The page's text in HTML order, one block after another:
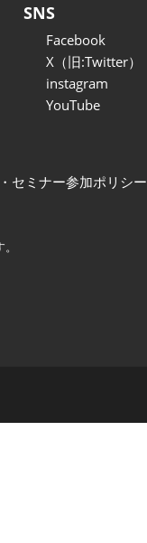
SNS
Facebook
X（旧:Twitter）
instagram
YouTube
セミナー参加ポリシー